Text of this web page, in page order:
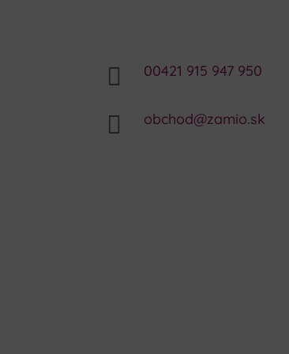
 00421 915 947 950
 obchod@zamio.sk